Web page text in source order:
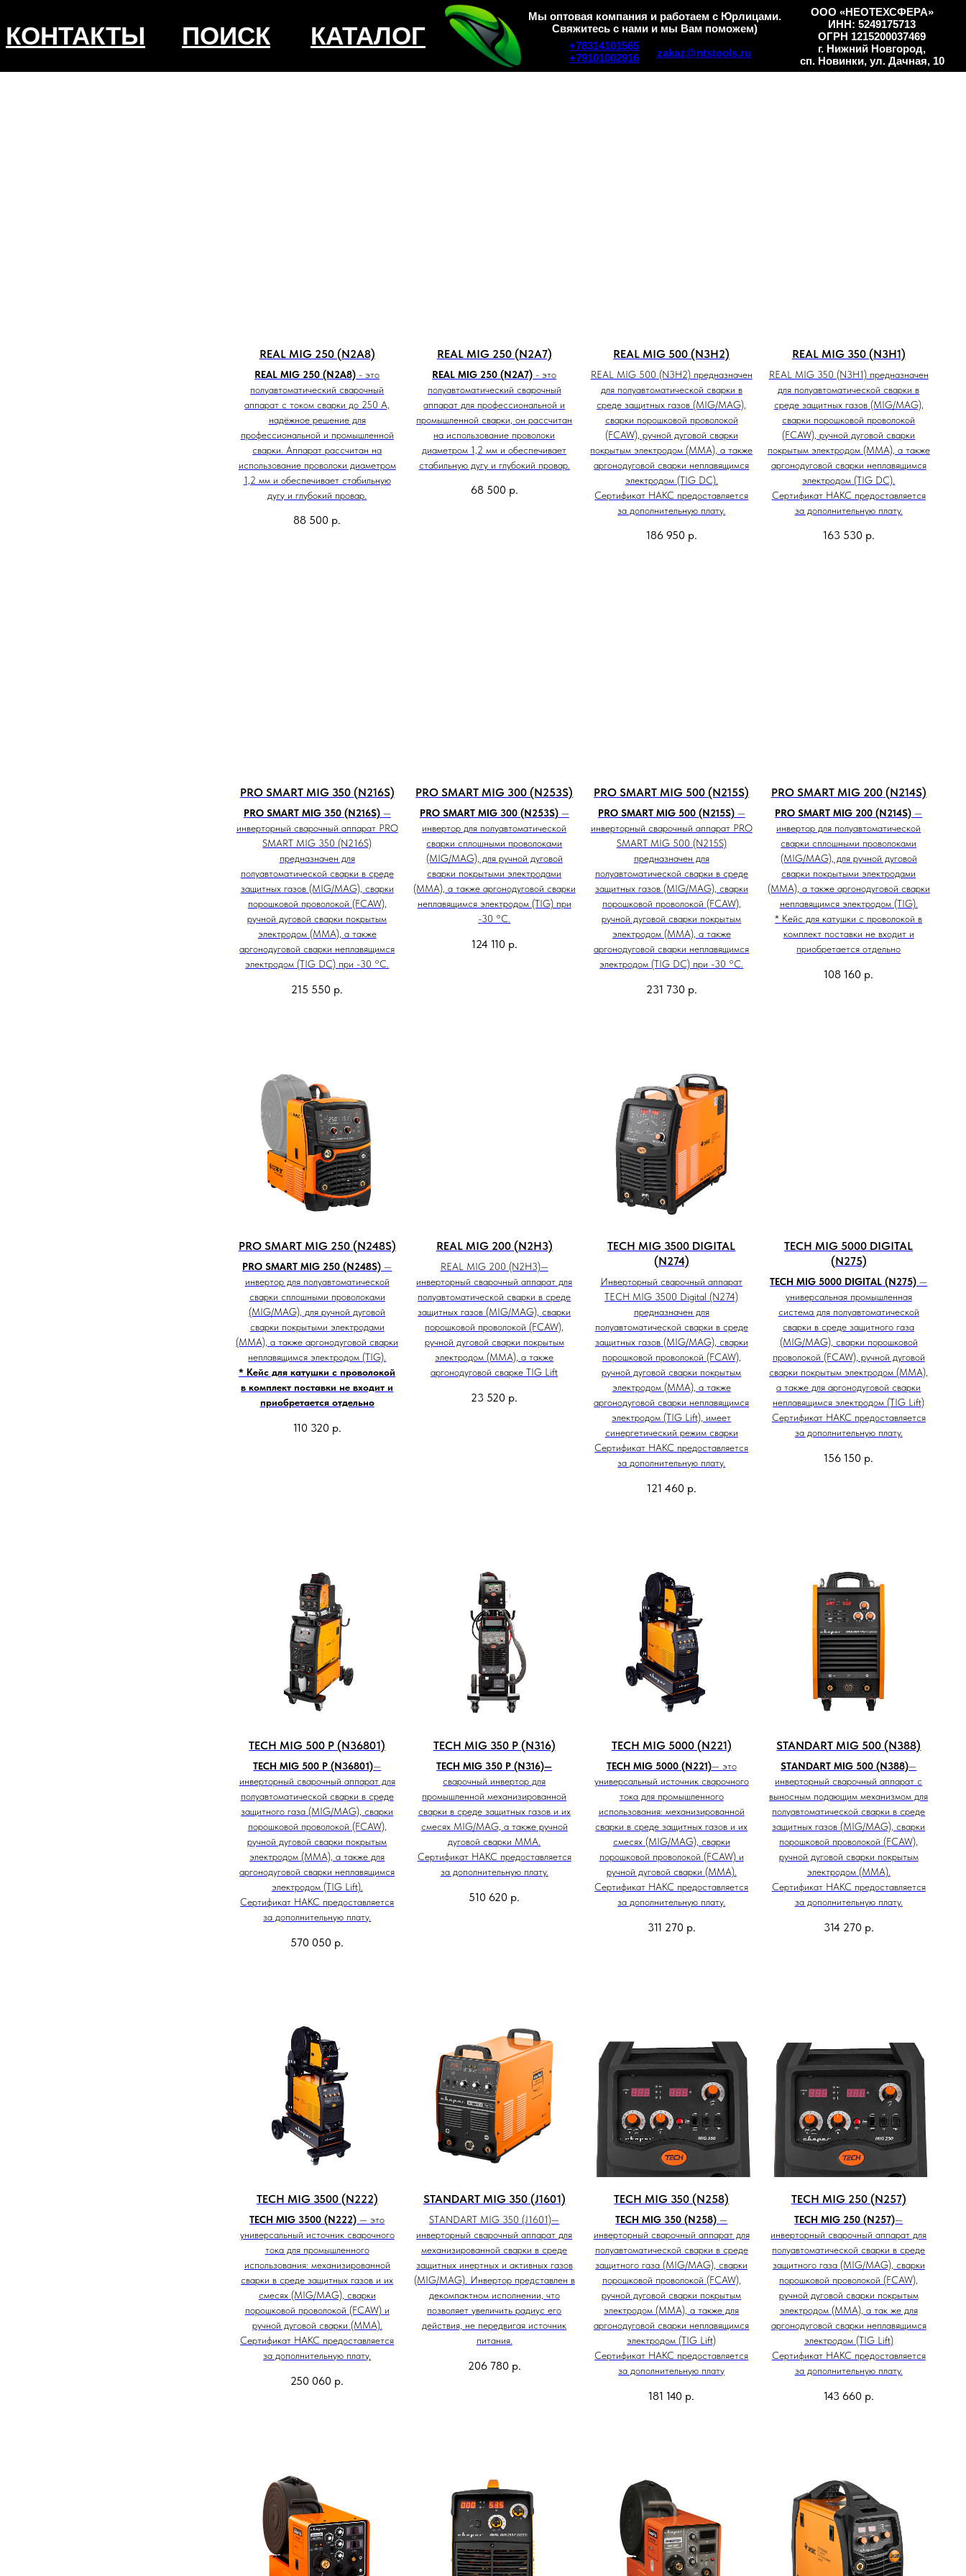
КОНТАКТЫ ПОИСК
+78314101565
+79101002916
zakaz@ntstools.ru
КАТАЛОГ
ООО «НЕОТЕХСФЕРА»
ИНН: 5249175713
ОГРН 1215200037469
г. Нижний Новгород,
сп. Новинки, ул. Дачная, 10
Мы оптовая компания и работаем с Юрлицами.
Свяжитесь с нами и мы Вам поможем)
REAL MIG 250 (N2A8)
REAL MIG 250 (N2A8) - это
полуавтоматический сварочный
аппарат с током сварки до 250 А,
надёжное решение для
профессиональной и промышленной
сварки. Аппарат рассчитан на
использование проволоки диаметром
1,2 мм и обеспечивает стабильную
дугу и глубокий провар.
88 500 р.
REAL MIG 250 (N2A7)
REAL MIG 250 (N2A7) - это
полуавтоматический сварочный
аппарат для профессиональной и
промышленной сварки, он рассчитан
на использование проволоки
диаметром 1,2 мм и обеспечивает
стабильную дугу и глубокий провар.
68 500 р.
REAL MIG 500 (N3H2)
REAL MIG 500 (N3H2) предназначен
для полуавтоматической сварки в
среде защитных газов (MIG/MAG),
сварки порошковой проволокой
(FCAW), ручной дуговой сварки
покрытым электродом (ММА), а также
аргонодуговой сварки неплавящимся
электродом (TIG DC).
Сертификат НАКС предоставляется
за дополнительную плату.
186 950 р.
REAL MIG 350 (N3H1)
REAL MIG 350 (N3H1) предназначен
для полуавтоматической сварки в
среде защитных газов (MIG/MAG),
сварки порошковой проволокой
(FCAW), ручной дуговой сварки
покрытым электродом (ММА), а также
аргонодуговой сварки неплавящимся
электродом (TIG DC).
Сертификат НАКС предоставляется
за дополнительную плату.
163 530 р.
PRO SMART MIG 350 (N216S)
PRO SMART MIG 350 (N216S) —
инверторный сварочный аппарат PRO
SMART MIG 350 (N216S)
предназначен для
полуавтоматической сварки в среде
защитных газов (MIG/MAG), сварки
порошковой проволокой (FCAW),
ручной дуговой сварки покрытым
электродом (ММА), а также
аргонодуговой сварки неплавящимся
электродом (TIG DC) при -30 °C.
215 550 р.
PRO SMART MIG 300 (N253S)
PRO SMART MIG 300 (N253S) —
инвертор для полуавтоматической
сварки сплошными проволоками
(MIG/MAG), для ручной дуговой
сварки покрытыми электродами
(MMA), а также аргонодуговой сварки
неплавящимся электродом (TIG) при
-30 °C.
124 110 р.
PRO SMART MIG 500 (N215S)
PRO SMART MIG 500 (N215S) —
инверторный сварочный аппарат PRO
SMART MIG 500 (N215S)
предназначен для
полуавтоматической сварки в среде
защитных газов (MIG/MAG), сварки
порошковой проволокой (FCAW),
ручной дуговой сварки покрытым
электродом (ММА), а также
аргонодуговой сварки неплавящимся
электродом (TIG DC) при -30 °C.
231 730 р.
PRO SMART MIG 200 (N214S)
PRO SMART MIG 200 (N214S)—
инвертор для полуавтоматической
сварки сплошными проволоками
(MIG/MAG), для ручной дуговой
сварки покрытыми электродами
(MMA), а также аргонодуговой сварки
неплавящимся электродом (TIG).
* Кейс для катушки с проволокой в
комплект поставки не входит и
приобретается отдельно
108 160 р.
PRO SMART MIG 250 (N248S)
PRO SMART MIG 250 (N248S)—
инвертор для полуавтоматической
сварки сплошными проволоками
(MIG/MAG), для ручной дуговой
сварки покрытыми электродами
(MMA), а также аргонодуговой сварки
неплавящимся электродом (TIG).
* Кейс для катушки с проволокой
в комплект поставки не входит и
приобретается отдельно
110 320 р.
REAL MIG 200 (N2H3)
REAL MIG 200 (N2H3)—
инверторный сварочный аппарат для
полуавтоматической сварки в среде
защитных газов (MIG/MAG), сварки
порошковой проволокой (FCAW),
ручной дуговой сварки покрытым
электродом (ММА), а также
аргонодуговой сварке TIG Lift
23 520 р.
TECH MIG 3500 DIGITAL
(N274)
Инверторный сварочный аппарат
TECH MIG 3500 Digital (N274)
предназначен для
полуавтоматической сварки в среде
защитных газов (MIG/MAG), сварки
порошковой проволокой (FCAW),
ручной дуговой сварки покрытым
электродом (ММА), а также
аргонодуговой сварки неплавящимся
электродом (TIG Lift), имеет
синергетический режим сварки
Сертификат НАКС предоставляется
за дополнительную плату.
121 460 р.
TECH MIG 5000 DIGITAL
(N275)
TECH MIG 5000 DIGITAL (N275)—
универсальная промышленная
система для полуавтоматической
сварки в среде защитного газа
(MIG/MAG), сварки порошковой
проволокой (FCAW), ручной дуговой
сварки покрытым электродом (MMA),
а также для аргонодуговой сварки
неплавящимся электродом (TIG Lift)
Сертификат НАКС предоставляется
за дополнительную плату.
156 150 р.
TECH MIG 500 P (N36801)
TECH MIG 500 P (N36801)—
инверторный сварочный аппарат для
полуавтоматической сварки в среде
защитного газа (MIG/MAG), сварки
порошковой проволокой (FCAW),
ручной дуговой сварки покрытым
электродом (MMA), а также для
аргонодуговой сварки неплавящимся
электродом (TIG Lift).
Сертификат НАКС предоставляется
за дополнительную плату.
570 050 р.
TECH MIG 350 P (N316)
TECH MIG 350 P (N316)—
cварочный инвертор для
промышленной механизированной
сварки в среде защитных газов и их
смесях MIG/MAG, а также ручной
дуговой сварки MMA.
Сертификат НАКС предоставляется
за дополнительную плату.
510 620 р.
TECH MIG 5000 (N221)
TECH MIG 5000 (N221)— это
универсальный источник сварочного
тока для промышленного
использования: механизированной
сварки в среде защитных газов и их
смесях (MIG/MAG), сварки
порошковой проволокой (FCAW) и
ручной дуговой сварки (MMA).
Сертификат НАКС предоставляется
за дополнительную плату.
311 270 р.
STANDART MIG 500 (N388)
STANDART MIG 500 (N388)—
инверторный сварочный аппарат с
выносным подающим механизмом для
полуавтоматической сварки в среде
защитных газов (MIG/MAG), сварки
порошковой проволокой (FCAW),
ручной дуговой сварки покрытым
электродом (ММА).
Сертификат НАКС предоставляется
за дополнительную плату.
314 270 р.
TECH MIG 3500 (N222)
TECH MIG 3500 (N222) — это
универсальный источник сварочного
тока для промышленного
использования: механизированной
сварки в среде защитных газов и их
смесях (MIG/MAG), сварки
порошковой проволокой (FCAW) и
ручной дуговой сварки (MMA).
Сертификат НАКС предоставляется
за дополнительную плату.
250 060 р.
STANDART MIG 350 (J1601)
STANDART MIG 350 (J1601)—
инверторный сварочный аппарат для
механизированной сварки в среде
защитных инертных и активных газов
(MIG/MAG). Инвертор представлен в
декомпактном исполнении, что
позволяет увеличить радиус его
действия, не передвигая источник
питания.
206 780 р.
TECH MIG 350 (N258)
TECH MIG 350 (N258)—
инверторный сварочный аппарат для
полуавтоматической сварки в среде
защитного газа (MIG/MAG), сварки
порошковой проволокой (FCAW),
ручной дуговой сварки покрытым
электродом (MMA), а также для
аргонодуговой сварки неплавящимся
электродом (TIG Lift)
Сертификат НАКС предоставляется
за дополнительную плату
181 140 р.
TECH MIG 250 (N257)
TECH MIG 250 (N257)—
инверторный сварочный аппарат для
полуавтоматической сварки в среде
защитного газа (MIG/MAG), сварки
порошковой проволокой (FCAW),
ручной дуговой сварки покрытым
электродом (MMA), а так же для
аргонодуговой сварки неплавящимся
электродом (TIG Lift)
Сертификат НАКС предоставляется
за дополнительную плату.
143 660 р.